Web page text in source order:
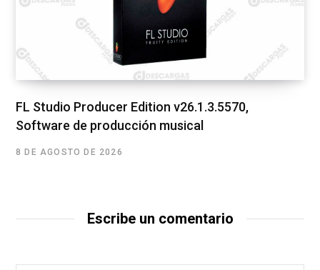
FL Studio Producer Edition v26.1.3.5570,
Software de producción musical
8 DE AGOSTO DE 2026
Escribe un comentario